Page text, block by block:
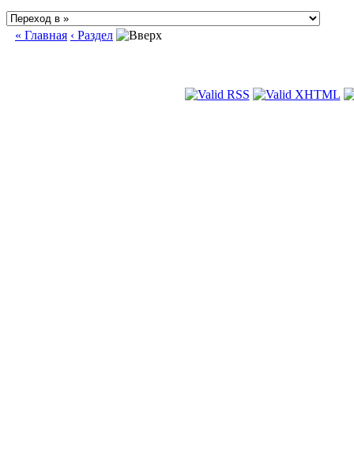
« Главная ‹ Раздел